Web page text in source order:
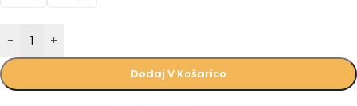
- +
Dodaj V Košarico